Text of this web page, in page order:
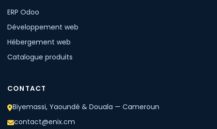
ERP Odoo
Développement web
Hébergement web
Catalogue produits
CONTACT
Biyemassi, Yaoundé & Douala — Cameroun
contact@enix.cm